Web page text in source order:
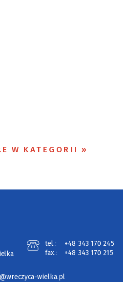
W KATEGORII
tel.:
+48 343 170 245
fax.:
+48 343 170 215
wielka.pl